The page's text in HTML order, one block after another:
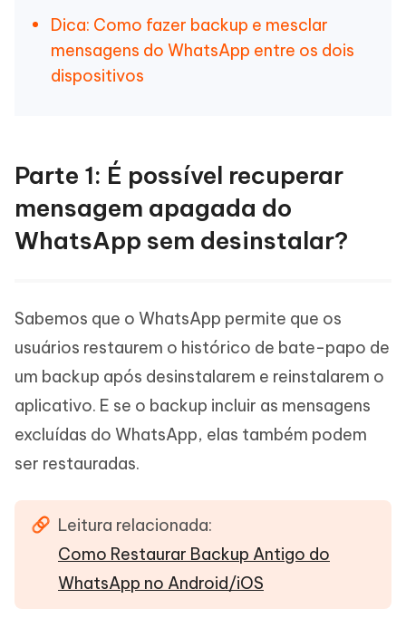
Dica: Como fazer backup e mesclar
mensagens do WhatsApp entre os dois
dispositivos
Parte 1: É possível recuperar
mensagem apagada do
WhatsApp sem desinstalar?
Sabemos que o WhatsApp permite que os
usuários restaurem o histórico de bate-papo de
um backup após desinstalarem e reinstalarem o
aplicativo. E se o backup incluir as mensagens
excluídas do WhatsApp, elas também podem
ser restauradas.
Leitura relacionada:
Como Restaurar Backup Antigo do
WhatsApp no Android/iOS